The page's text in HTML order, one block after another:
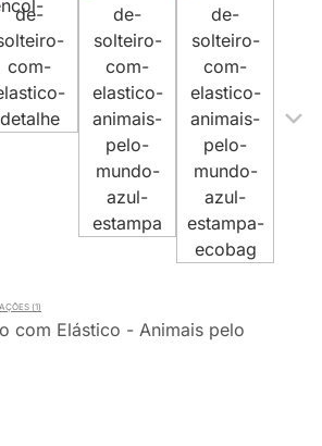
com Elástico - Animais pelo
(1)